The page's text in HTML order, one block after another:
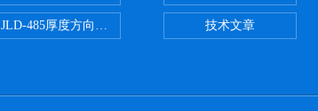
JLD-485厚度方向性钢板拉伸试验夹具技术文章